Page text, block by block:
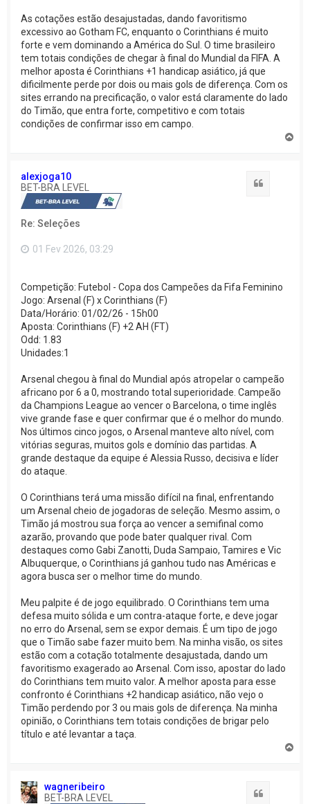
As cotações estão desajustadas, dando favoritismo
excessivo ao Gotham FC, enquanto o Corinthians é muito
forte e vem dominando a América do Sul. O time brasileiro
tem totais condições de chegar à final do Mundial da FIFA. A
melhor aposta é Corinthians +1 handicap asiático, já que
dificilmente perde por dois ou mais gols de diferença. Com os
sites errando na precificação, o valor está claramente do lado
do Timão, que entra forte, competitivo e com totais
condições de confirmar isso em campo.
alexjoga10
BET-BRA LEVEL
Re: Seleções
01 Fev 2026, 03:29
Competição: Futebol - Copa dos Campeões da Fifa Feminino
Jogo: Arsenal (F) x Corinthians (F)
Data/Horário: 01/02/26 - 15h00
Aposta: Corinthians (F) +2 AH (FT)
Odd: 1.83
Unidades:1
Arsenal chegou à final do Mundial após atropelar o campeão
africano por 6 a 0, mostrando total superioridade. Campeão
da Champions League ao vencer o Barcelona, o time inglês
vive grande fase e quer confirmar que é o melhor do mundo.
Nos últimos cinco jogos, o Arsenal manteve alto nível, com
vitórias seguras, muitos gols e domínio das partidas. A
grande destaque da equipe é Alessia Russo, decisiva e líder
do ataque.
O Corinthians terá uma missão difícil na final, enfrentando
um Arsenal cheio de jogadoras de seleção. Mesmo assim, o
Timão já mostrou sua força ao vencer a semifinal como
azarão, provando que pode bater qualquer rival. Com
destaques como Gabi Zanotti, Duda Sampaio, Tamires e Vic
Albuquerque, o Corinthians já ganhou tudo nas Américas e
agora busca ser o melhor time do mundo.
Meu palpite é de jogo equilibrado. O Corinthians tem uma
defesa muito sólida e um contra-ataque forte, e deve jogar
no erro do Arsenal, sem se expor demais. É um tipo de jogo
que o Timão sabe fazer muito bem. Na minha visão, os sites
estão com a cotação totalmente desajustada, dando um
favoritismo exagerado ao Arsenal. Com isso, apostar do lado
do Corinthians tem muito valor. A melhor aposta para esse
confronto é Corinthians +2 handicap asiático, não vejo o
Timão perdendo por 3 ou mais gols de diferença. Na minha
opinião, o Corinthians tem totais condições de brigar pelo
título e até levantar a taça.
wagneribeiro
BET-BRA LEVEL